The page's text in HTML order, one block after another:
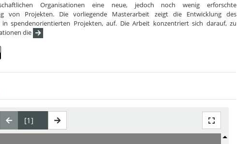
Organisationen eine neue, jedoch noch wenig erforschte
von Projekten. Die vorliegende Masterarbeit zeigt die Entwicklung des
spendenorientierten Projekten, auf. Die Arbeit konzentriert sich darauf, zu
die